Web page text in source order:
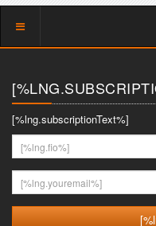
Показать
[%lng.subscriptionText%]
[%lng.fio%]
[%lng.youremail%]